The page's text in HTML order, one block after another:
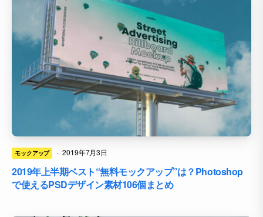
モックアップ · 2019年7月3日
2019年上半期ベスト“無料モックアップ”は？Photoshop
で使えるPSDデザイン素材106個まとめ